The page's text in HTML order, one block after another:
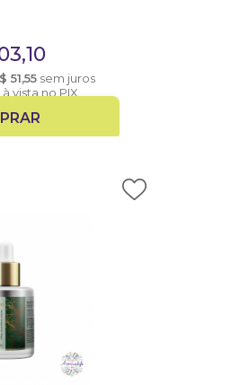
51,55sem juros
à vista no PIX